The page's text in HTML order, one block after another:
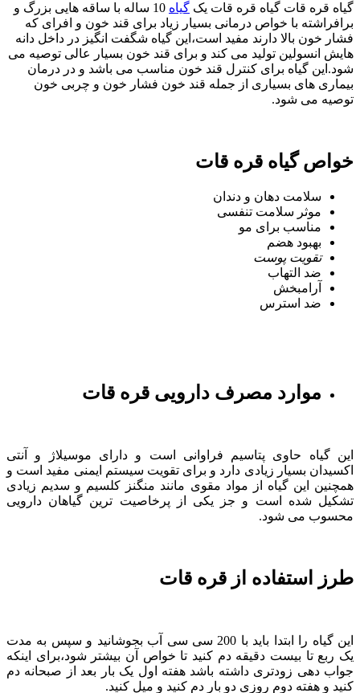
گیاه قره قات گیاه قره قات یک گیاه
10 ساله با ساقه هایی بزرگ و
برافراشته با خواص درمانی بسیار زیاد برای قند خون و افرای که
فشار خون بالا دارند مفید است،این گیاه شگفت انگیز در داخل دانه
هایش انسولین تولید می کند و برای قند خون بسیار عالی توصیه می
شود.این گیاه برای کنترل قند خون مناسب می باشد و در درمان
بیماری های بسیاری از جمله قند خون فشار خون و چربی خون
توصیه می شود.
خواص گیاه قره قات
سلامت دهان و دندان
موثر سلامت تنفسی
مناسب برای مو
بهبود هضم
تقویت پوست
ضد التهاب
آرامبخش
ضد استرس
موارد مصرف دارویی قره قات
این گیاه حاوی پتاسیم فراوانی است و دارای موسیلاژ و آنتی
اکسیدان بسیار زیادی دارد و برای تقویت سیستم ایمنی مفید است و
همچنین این گیاه از مواد مقوی مانند منگنز کلسیم و سدیم زیادی
تشکیل شده است و جز یکی از پرخاصیت ترین گیاهان دارویی
محسوب می شود.
طرز استفاده از قره قات
این گیاه را ابتدا باید با 200 سی سی آب بجوشانید و سپس به مدت
یک ربع تا بیست دقیقه دم کنید تا خواص آن بیشتر شود،برای اینکه
جواب دهی زودتری داشته باشد هفته اول یک بار بعد از صبحانه دم
کنید و هفته دوم روزی دو بار دم کنید و میل کنید.